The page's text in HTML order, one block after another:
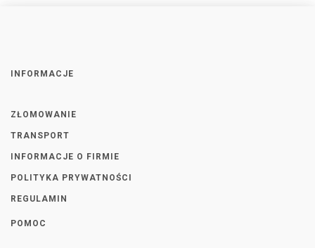
INFORMACJE
ZŁOMOWANIE
TRANSPORT
INFORMACJE O FIRMIE
POLITYKA PRYWATNOŚCI
REGULAMIN
POMOC